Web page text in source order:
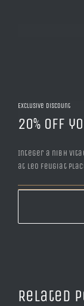
Exclusive Discount
20% Off
Integer a nibh
at leo feugiat
Related